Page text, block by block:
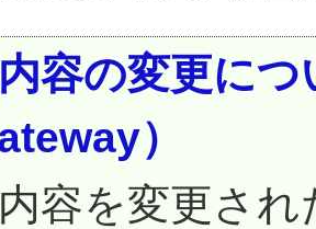
容の変更に
）
容を変更さ